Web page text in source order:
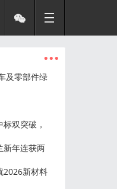
...
及零部件绿
双突破，
新年连获两
2026新材料